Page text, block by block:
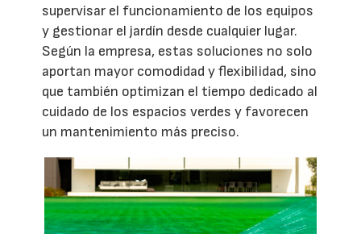
supervisar el funcionamiento de los equipos
y gestionar el jardín desde cualquier lugar.
Según la empresa, estas soluciones no solo
aportan mayor comodidad y flexibilidad, sino
que también optimizan el tiempo dedicado al
cuidado de los espacios verdes y favorecen
un mantenimiento más preciso.